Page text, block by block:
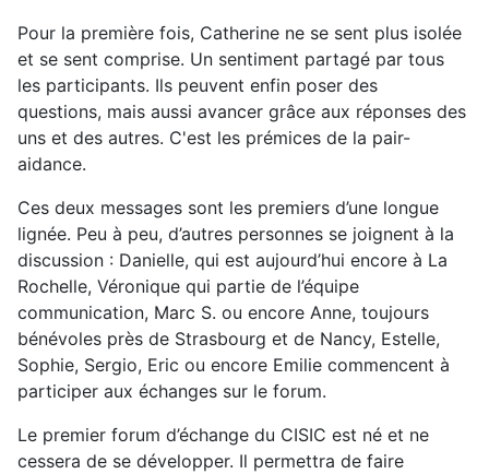
Pour la première fois, Catherine ne se sent plus isolée
et se sent comprise. Un sentiment partagé par tous
les participants. Ils peuvent enfin poser des
questions, mais aussi avancer grâce aux réponses des
uns et des autres. C'est les prémices de la pair-
aidance.
Ces deux messages sont les premiers d’une longue
lignée. Peu à peu, d’autres personnes se joignent à la
discussion : Danielle, qui est aujourd’hui encore à La
Rochelle, Véronique qui partie de l’équipe
communication, Marc S. ou encore Anne, toujours
bénévoles près de Strasbourg et de Nancy, Estelle,
Sophie, Sergio, Eric ou encore Emilie commencent à
participer aux échanges sur le forum.
Le premier forum d’échange du CISIC est né et ne
cessera de se développer. Il permettra de faire